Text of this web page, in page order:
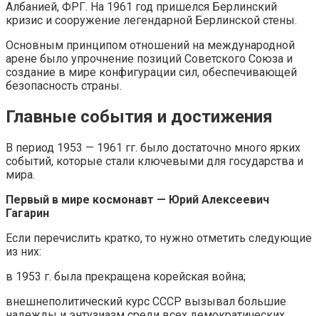
Албанией, ФРГ. На 1961 год пришелся Берлинский
кризис и сооружение легендарной Берлинской стены.
Основным принципом отношений на международной
арене было упрочнение позиций Советского Союза и
создание в мире конфигурации сил, обеспечивающей
безопасность страны.
Главные события и достижения
В период 1953 — 1961 гг. было достаточно много ярких
событий, которые стали ключевыми для государства и
мира.
Первый в мире космонавт — Юрий Алексеевич
Гагарин
Если перечислить кратко, то нужно отметить следующие
из них:
в 1953 г. была прекращена корейская война;
внешнеполитический курс СССР вызывал большие